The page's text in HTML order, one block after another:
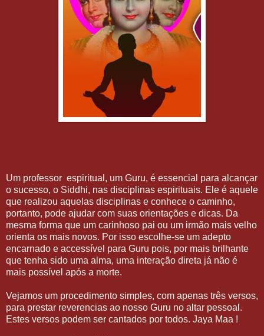
Um professor espiritual, um Guru, é essencial para alcançar
o sucesso, o Siddhi, nas disciplinas espirituais. Ele é aquele
que realizou aquelas disciplinas e conhece o caminho,
portanto, pode ajudar com suas orientações e dicas. Da
mesma forma que um carinhoso pai ou um irmão mais velho
orienta os mais novos. Por isso escolhe-se um adepto
encarnado e accessível para Guru pois, por mais brilhante
que tenha sido uma alma, uma interação direta já não é
mais possível após a morte.
Vejamos um procedimento simples, com apenas três versos,
para prestar reverencias ao nosso Guru no altar pessoal.
Estes versos podem ser cantados por todos. Jaya Maa !